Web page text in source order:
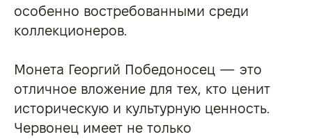
особенно востребованными среди
коллекционеров.
Монета Георгий Победоносец — это
отличное вложение для тех, кто ценит
историческую и культурную ценность.
Червонец имеет не только